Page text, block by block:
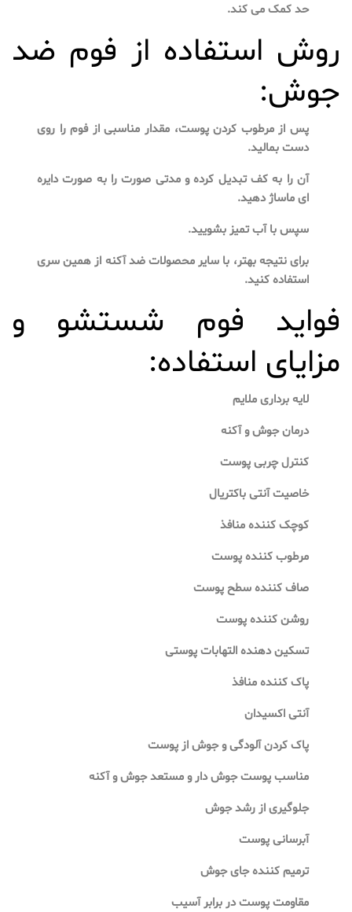
حد کمک می کند.
روش استفاده از فوم ضد
جوش:
پس از مرطوب کردن پوست، مقدار مناسبی از فوم را روی
دست بمالید.
آن را به کف تبدیل کرده و مدتی صورت را به صورت دایره
ای ماساژ دهید.
سپس با آب تمیز بشویید.
برای نتیجه بهتر، با سایر محصولات ضد آکنه از همین سری
استفاده کنید.
فواید فوم شستشو و
مزایای استفاده:
لایه برداری ملایم
درمان جوش و آکنه
کنترل چربی پوست
خاصیت آنتی باکتریال
کوچک کننده منافذ
مرطوب کننده پوست
صاف کننده سطح پوست
روشن کننده پوست
تسکین دهنده التهابات پوستی
پاک کننده منافذ
آنتی اکسیدان
پاک کردن آلودگی و جوش از پوست
مناسب پوست جوش دار و مستعد جوش و آکنه
جلوگیری از رشد جوش
آبرسانی پوست
ترمیم کننده جای جوش
مقاومت پوست در برابر آسیب